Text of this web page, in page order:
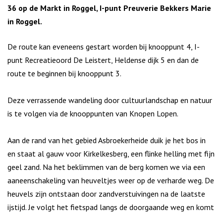
36 op de Markt in Roggel, I-punt Preuverie Bekkers Marie
in Roggel.
De route kan eveneens gestart worden bij knooppunt 4, I-
punt Recreatieoord De Leistert, Heldense dijk 5 en dan de
route te beginnen bij knooppunt 3.
Deze verrassende wandeling door cultuurlandschap en natuur
is te volgen via de knooppunten van Knopen Lopen.
Aan de rand van het gebied Asbroekerheide duik je het bos in
en staat al gauw voor Kirkelkesberg, een flinke helling met fijn
geel zand. Na het beklimmen van de berg komen we via een
aaneenschakeling van heuveltjes weer op de verharde weg. De
heuvels zijn ontstaan door zandverstuivingen na de laatste
ijstijd. Je volgt het fietspad langs de doorgaande weg en komt